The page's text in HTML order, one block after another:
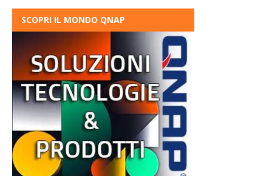
SCOPRI IL MONDO QNAP